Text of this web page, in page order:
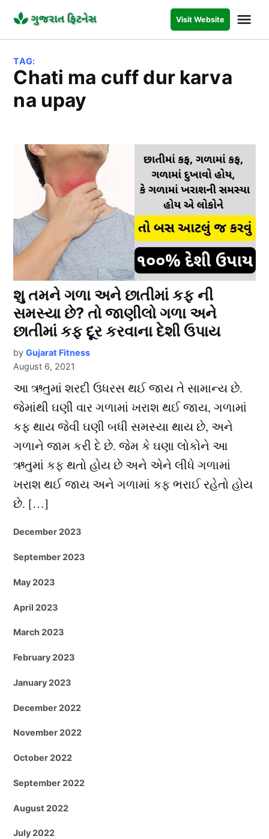
content
FITNESS
Visit Website
TAG:
chati ma cuff dur karva
na upay
શુ તમને ગળા અને છાતીમાં કફ ની
સમસ્યા છે? તો જાણીલો ગળા અને
છાતીમાં કફ દૂર કરવાના દેશી ઉપાય
by Gujarat Fitness
August 6, 2021
આ ઋતુમાં શરદી ઉધરસ થઈ જાય તે સામાન્ય છે.
જેમાંથી ઘણી વાર ગળામાં ખરાશ થઈ જાય, ગળામાં
કફ થાય જેવી ઘણી બધી સમસ્યા થાય છે, અને
ગળાને જામ કરી દે છે. જેમ કે ઘણા લોકોને આ
ઋતુમાં કફ થતો હોય છે અને એને લીધે ગળામાં
ખરાશ થઈ જાય અને ગળામાં કફ ભરાઈ રહેતો હોય
છે. […]
December 2023
September 2023
May 2023
April 2023
March 2023
February 2023
January 2023
December 2022
November 2022
October 2022
September 2022
August 2022
July 2022